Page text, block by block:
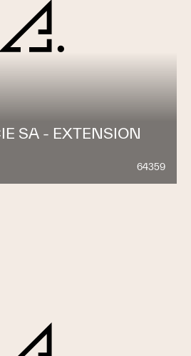
SA - EXTENSION
64359